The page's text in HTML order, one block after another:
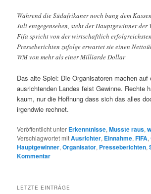
Während die Südafrikaner noch bang dem
Juli entgegensehen, steht der Hauptgewinner der
Fifa spricht von der wirtschaftlich
Presseberichten zufolge erwartet sie einen
WM von mehr als einer Milliarde Dollar
Das alte Spiel: Die Organisatoren machen auf
ausrichtenden Landes feist Gewinne. Rechte
kaum, nur die Hoffnung dass sich das alles
irgendwie rechnet.
Veröffentlicht unter Erkenntnisse,Musste raus,
Verschlagwortet mitAusrichter, Einnahme,FIFA,
Hauptgewinner,Organisator, Presseberichten,
Kommentar
LETZTE EINTRÄGE